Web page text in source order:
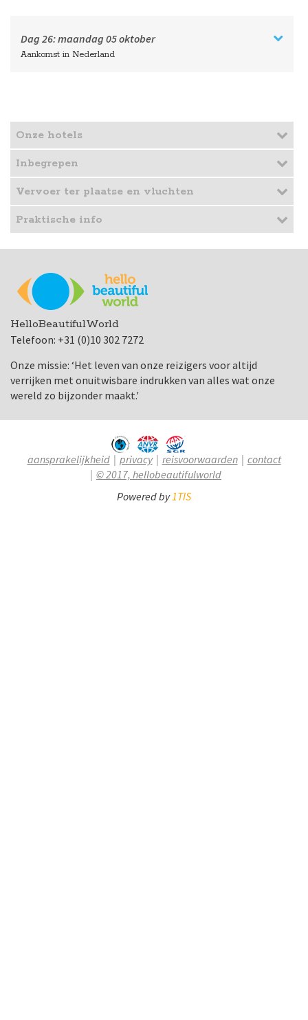
Dag 26:maandag 05 oktober
Aankomst in Nederland
Onze hotels
Inbegrepen
Vervoer ter plaatse en vluchten
Praktische info
HelloBeautifulWorld
Telefoon: +31 (0)10 302 7272
Onze missie: ‘Het leven van onze reizigers voor altijd
verrijken met onuitwisbare indrukken van alles wat onze
wereld zo bijzonder maakt.'
aansprakelijkheid privacy reisvoorwaarden
contact
© 2017, hellobeautifulworld
Powered by1TIS